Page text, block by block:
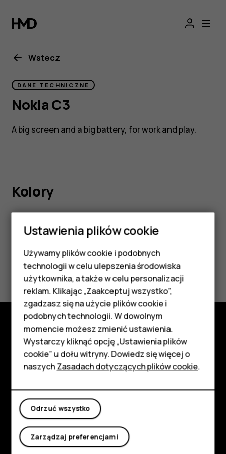
Nokia
C3
Smartfony
Telefony z funkcjami
podstawowymi
Akcesoria
HMD Terra M
Tablety
Moje konto
Wstecz
DANE TECHNICZNE
Nokia C3
A big screen and a big battery, for work and play.
Kolory
Poznaj
Informacje
Wsparcie
FacebookInstagram
TiktokYoutube
Ustawienia plików cookie
Używamy plików cookie i podobnych
technologii w celu ulepszenia środowiska
użytkownika, a także w celu personalizacji
reklam. Klikając „Zaakceptuj wszystko”,
zgadzasz się na użycie plików cookie i
podobnych technologii. W dowolnym
momencie możesz zmienić ustawienia.
Wystarczy kliknąć opcję „Ustawienia plików
cookie” u dołu witryny. Dowiedz się więcej o
naszychZasadach dotyczących plików cookie.
Odrzuć wszystko
Zarządzaj preferencjami